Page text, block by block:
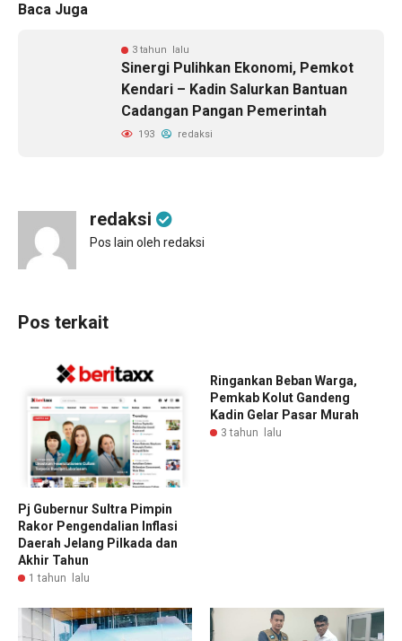
Baca Juga
3 tahun lalu
Sinergi Pulihkan Ekonomi, Pemkot
Kendari – Kadin Salurkan Bantuan
Cadangan Pangan Pemerintah
193 redaksi
redaksi
Pos lain oleh redaksi
Pos terkait
Pj Gubernur Sultra Pimpin
Rakor Pengendalian Inflasi
Daerah Jelang Pilkada dan
Akhir Tahun
1 tahun lalu
Ringankan Beban Warga,
Pemkab Kolut Gandeng
Kadin Gelar Pasar Murah
3 tahun lalu